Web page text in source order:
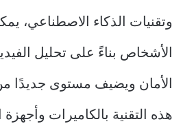
وتقنيات الذكاء الاصطناعي،
الأشخاص بناءً على تحليل
الأمان ويضيف مستوى جديدًا
هذه التقنية بالكاميرات